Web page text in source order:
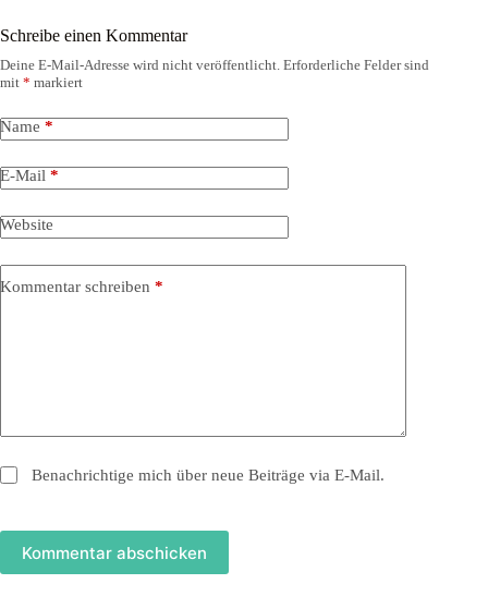
Schreibe einen Kommentar
Deine E-Mail-Adresse wird nicht veröffentlicht. Erforderliche Felder sind
mit * markiert
Name *
E-Mail *
Website
Kommentar schreiben *
Benachrichtige mich über neue Beiträge via E-Mail.
Kommentar abschicken